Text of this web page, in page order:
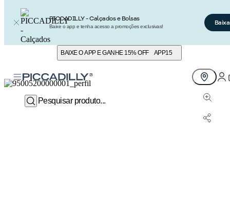
PICCADILLY - Calçados e Bolsas
Baixe o app e tenha acesso a promoções exclusivas!
BAIXE O APP E GANHE 15% OFF APP15